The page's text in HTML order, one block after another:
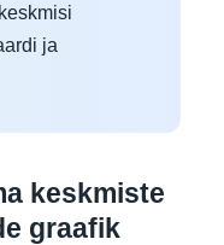
ja
keskmiste
graafik